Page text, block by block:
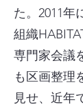
た。2011年
組織
専門家会議
も区画整理
見せ、近年